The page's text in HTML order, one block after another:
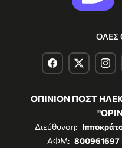
ΟΛΕΣ
ΟΠΙΝΙΟΝ ΠΟΣΤ
Διεύθυνση:
ΑΦΜ: 800961697